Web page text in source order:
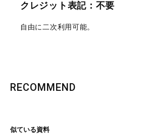
クレジット表記：不要
自由に二次利用可能。
RECOMMEND
似ている資料